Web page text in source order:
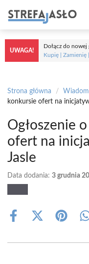
treści
UWAGA!
Dołącz do nowej
Kupię | Zamienię
Strona główna /
konkursie ofert na
Ogłoszenie
ofert na
Jasle
Data dodania: 3 grudnia
Share
Share
(Twitter)
Share